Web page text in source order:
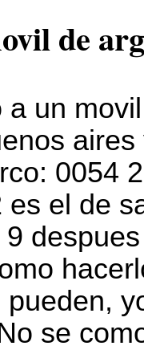
de
a un
0054
es el de
se